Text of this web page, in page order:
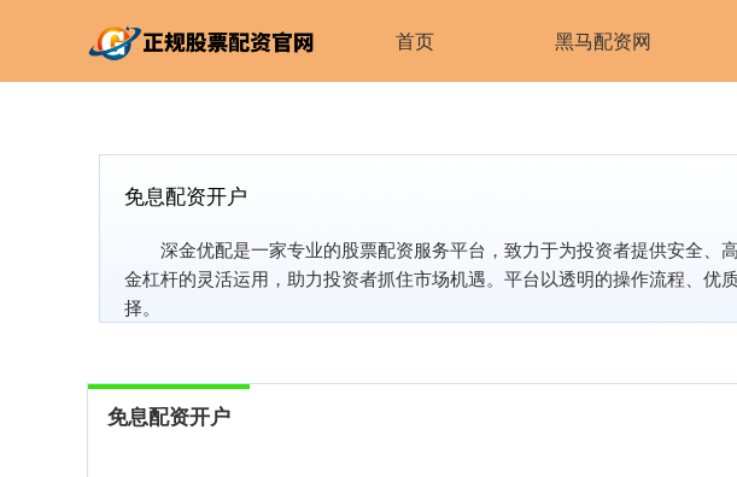
首页 黑马配资网
免息配资开户
深金优配是一家专业的股票配资服务平台，致力于为投资者提供安全
金杠杆的灵活运用，助力投资者抓住市场机遇。平台以透明的操作流程、
择。
免息配资开户